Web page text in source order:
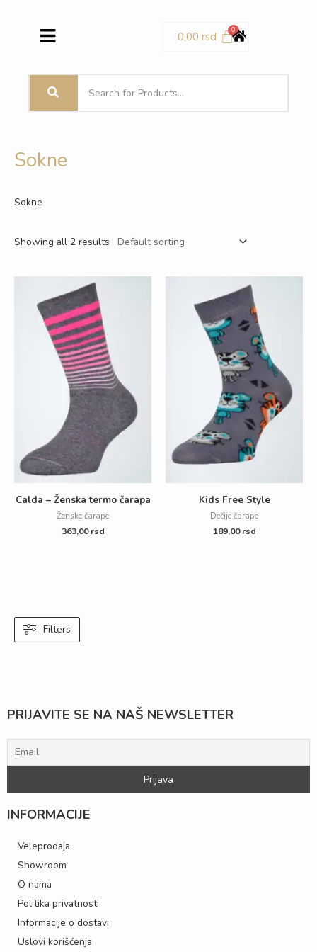
Menu 0,00rsd
Filters
Sokne
Sokne
Showing all 2 results
Calda – Ženska termo čarapa
Ženske čarape
363,00rsd
Kids Free Style
Dečije čarape
189,00rsd
INFORMACIJE
Veleprodaja
Showroom
O nama
Politika privatnosti
Informacije o dostavi
Uslovi korišćenja
PRIJAVITE SE NA NAŠ NEWSLETTER